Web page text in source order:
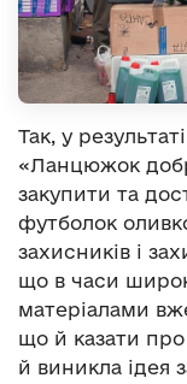
Так, у
«Ланцюжок
закупити та
футболок
захисників і
що в часи
матеріалами
що й казати
й виникла ідея